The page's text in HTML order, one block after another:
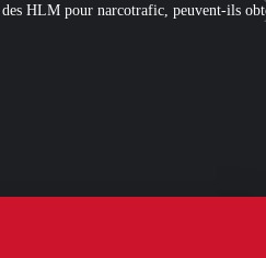
ils obtenir un nouveau logement social ?